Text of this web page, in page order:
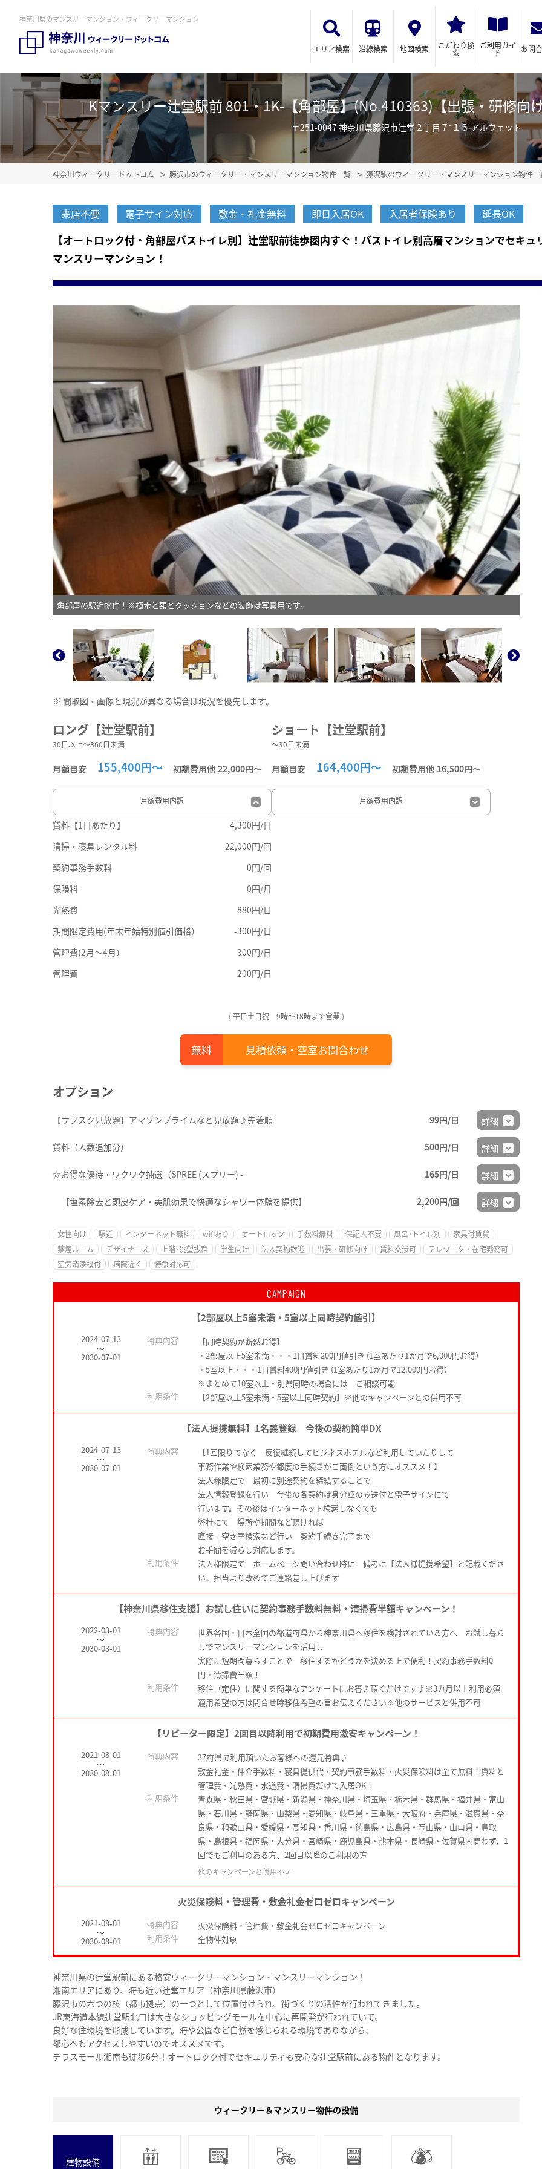
神奈川県のマンスリーマンション・ウィークリーマンション
エリア検索 沿線検索 地図検索 こだわり検
索
ご利用ガイ
ド お問
Kマンスリー辻堂駅前 801・1K-【角部屋】(No.410363)【出張・研修向
〒251-0047 神奈川県藤沢市辻堂２丁目７⁻１５ アルウェット
神奈川ウィークリードットコム 藤沢市のウィークリー・マンスリーマンション物件一覧 藤沢駅のウィークリー・マンスリーマンション物件一
来店不要 電子サイン対応 敷金・礼金無料 即日入居OK 入居者保険あり 延長OK
【オートロック付・角部屋バストイレ別】辻堂駅前徒歩圏内すぐ！バストイレ別高層マンションでセキ
マンスリーマンション！
角部屋の駅近物件！※植木と額とクッションなどの装飾は写真用です。
※ 間取図・画像と現況が異なる場合は現況を優先します。
ロング【辻堂駅前】
30日以上～360日未満
月額目安 155,400円～ 初期費用他 22,000円〜
月額費用内訳
賃料【1日あたり】
4,300円/日
清掃・寝具レンタル料
22,000円/回
契約事務手数料
0円/回
保険料
0円/月
光熱費
880円/日
期間限定費用(年末年始特別値引価格）
-300円/日
管理費(2月～4月）
300円/日
管理費
200円/日
ショート【辻堂駅前】
～30日未満
月額目安 164,400円～ 初期費用他 16,500円〜
月額費用内訳
( 平日土日祝 9時～18時まで営業 )
見積依頼・空室お問合わせ
オプション
【サブスク見放題】アマゾンプライムなど見放題♪先着順 99円/日 詳細
賃料（人数追加分） 500円/日 詳細
☆お得な優待・ワクワク抽選（SPREE (スプリー) - 165円/日 詳細
【塩素除去と頭皮ケア・美肌効果で快適なシャワー体験を提供】 2,200円/回 詳細
女性向け 駅近 インターネット無料 wifiあり オートロック 手数料無料 保証人不要 風呂･トイレ別
家具付賃貸
禁煙ルーム
デザイナーズ 上階･眺望抜群 学生向け 法人契約歓迎 出張・研修向け 賃料交渉可
テレワーク・在宅勤務可
空気清浄機付
病院近く 特急対応可
CAMPAIGN
【2部屋以上5室未満・5室以上同時契約値引】
2024-07-13
～
2030-07-01
特典内容
【同時契約が断然お得】
・2部屋以上5室未満・・・1日賃料200円値引き (1室あたり1か月で6,000円お得）
・5室以上・・・1日賃料400円値引き (1室あたり1か月で12,000円お得）
※まとめて10室以上・別県同時の場合には ご相談可能
利用条件
【2部屋以上5室未満・5室以上同時契約】※他のキャンペーンとの併用不可
【法人提携無料】1名義登録 今後の契約簡単DX
2024-07-13
～
2030-07-01
特典内容
【1回限りでなく 反復継続してビジネスホテルなど利用していたりして
事務作業や検索業務や都度の手続きがご面倒という方にオススメ！】
法人様限定で 最初に別途契約を締結することで
法人情報登録を行い 今後の各契約は身分証のみ送付と電子サインにて
行います。その後はインターネット検索しなくても
弊社にて 場所や期間など頂ければ
直接 空き室検索など行い 契約手続き完了まで
お手間を減らし対応します。
利用条件
法人様限定で ホームページ問い合わせ時に 備考に【法人様提携希望】と記載くださ
い。担当より改めてご連絡差し上げます
【神奈川県移住支援】お試し住いに契約事務手数料無料・清掃費半額キャンペーン！
2022-03-01
～
2030-03-01
特典内容
世界各国・日本全国の都道府県から神奈川県へ移住を検討されている方へ お試し暮ら
しでマンスリーマンションを活用し
実際に短期間暮らすことで 移住するかどうかを決める上で便利！契約事務手数料0
円・清掃費半額！
利用条件
移住（定住）に関する簡単なアンケートにお答え頂くだけです♪※3カ月以上利用必須
適用希望の方は問合せ時移住希望の旨お伝えください※他のサービスと併用不可
【リピーター限定】2回目以降利用で初期費用激安キャンペーン！
2021-08-01
～
2030-08-01
特典内容
37府県で利用頂いたお客様への還元特典♪
敷金礼金・仲介手数料・寝具提供代・契約事務手数料・火災保険料は全て無料！賃料と
管理費・光熱費・水道費・清掃費だけで入居OK！
利用条件
青森県・秋田県・宮城県・新潟県・神奈川県・埼玉県・栃木県・群馬県・福井県・富山
県・石川県・静岡県・山梨県・愛知県・岐阜県・三重県・大阪府・兵庫県・滋賀県・奈
良県・和歌山県・愛媛県・高知県・香川県・徳島県・広島県・岡山県・山口県・鳥取
県・島根県・福岡県・大分県・宮崎県・鹿児島県・熊本県・長崎県・佐賀県内問わず、1
回でもご利用のある方、2回目以降のご利用の方
他のキャンペーンと併用不可
火災保険料・管理費・敷金礼金ゼロゼロキャンペーン
2021-08-01
～
2030-08-01
特典内容
火災保険料・管理費・敷金礼金ゼロゼロキャンペーン
利用条件
全物件対象
神奈川県の辻堂駅前にある格安ウィークリーマンション・マンスリーマンション！
湘南エリアにあり、海も近い辻堂エリア（神奈川県藤沢市）
藤沢市の六つの核（都市拠点）の一つとして位置付けられ、街づくりの活性が行われてきました。
JR東海道本線辻堂駅北口は大きなショッピングモールを中心に再開発が行われていて、
良好な住環境を形成しています。海や公園など自然を感じられる環境でありながら、
都心へもアクセスしやすいのでオススメです。
テラスモール湘南も徒歩6分！オートロック付でセキュリティも安心な辻堂駅前にある物件となります。
ウィークリー＆マンスリー物件の設備
建物設備